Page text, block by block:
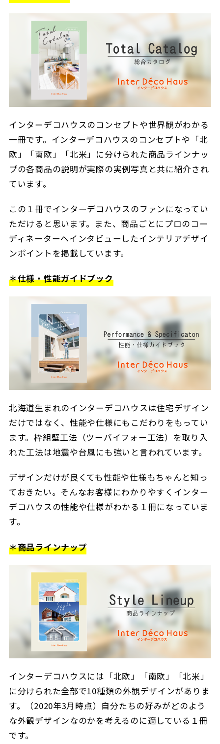
インターデコハウスのコンセプトや世界観がわかる
一冊です。インターデコハウスのコンセプトや「北
欧」「南欧」「北米」に分けられた商品ラインナッ
プの各商品の説明が実際の実例写真と共に紹介され
ています。
この１冊でインターデコハウスのファンになってい
ただけると思います。また、商品ごとにプロのコー
ディネーターへインタビューしたインテリアデザイ
ンポイントを掲載しています。
＊仕様・性能ガイドブック
北海道生まれのインターデコハウスは住宅デザイン
だけではなく、性能や仕様にもこだわりをもってい
ます。枠組壁工法（ツーバイフォー工法）を取り入
れた工法は地震や台風にも強いと言われています。
デザインだけが良くても性能や仕様もちゃんと知っ
ておきたい。そんなお客様にわかりやすくインター
デコハウスの性能や仕様がわかる１冊になっていま
す。
＊商品ラインナップ
インターデコハウスには「北欧」「南欧」「北米」
に分けられた全部で10種類の外観デザインがありま
す。（2020年3月時点）自分たちの好みがどのよう
な外観デザインなのかを考えるのに適している１冊
です。